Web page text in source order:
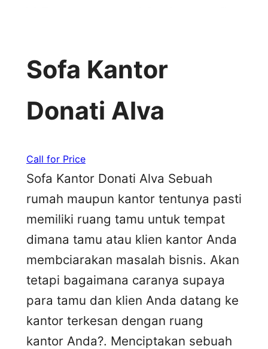
Sofa Kantor
Donati Alva
Call for Price
Sofa Kantor Donati Alva Sebuah
rumah maupun kantor tentunya pasti
memiliki ruang tamu untuk tempat
dimana tamu atau klien kantor Anda
membciarakan masalah bisnis. Akan
tetapi bagaimana caranya supaya
para tamu dan klien Anda datang ke
kantor terkesan dengan ruang
kantor Anda?. Menciptakan sebuah